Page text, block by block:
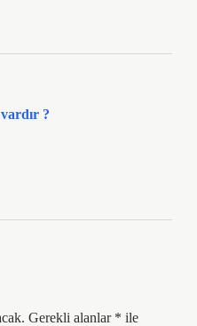
?
Gerekli alanlar * ile